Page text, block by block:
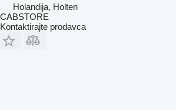
Holandija, Holten
CABSTORE
Kontaktirajte prodavca